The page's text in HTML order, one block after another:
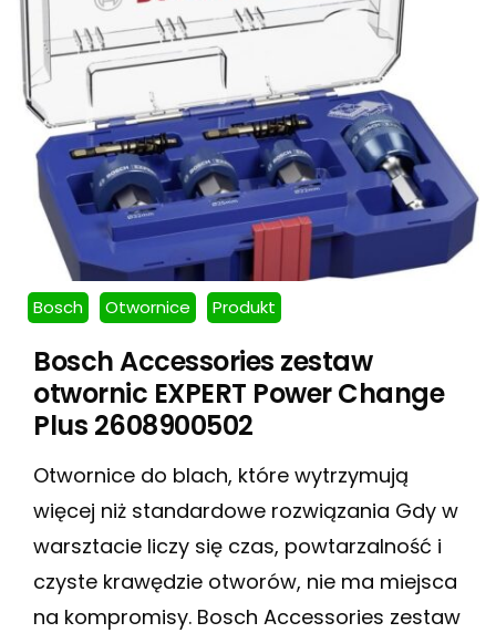
Bosch Otwornice Produkt
Bosch Accessories zestaw
otwornic EXPERT Power Change
Plus 2608900502
Otwornice do blach, które wytrzymują
więcej niż standardowe rozwiązania Gdy w
warsztacie liczy się czas, powtarzalność i
czyste krawędzie otworów, nie ma miejsca
na kompromisy. Bosch Accessories zestaw